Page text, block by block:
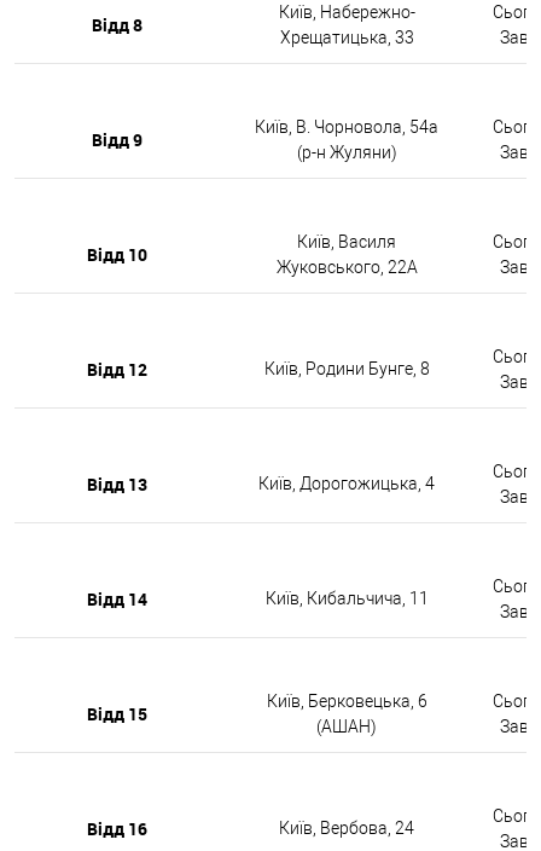
Відд 8
Київ, Набережно-
Хрещатицька, 33
Відд 9
Київ, В. Чорновола, 54а
(р-н Жуляни)
Відд 10
Київ, Василя
Жуковського, 22А
Відд 12 Київ, Родини Бунге, 8
Відд 13 Київ, Дорогожицька, 4
Відд 14 Київ, Кибальчича, 11
Відд 15
Київ, Берковецька, 6
(АШАН)
Відд 16 Київ, Вербова, 24